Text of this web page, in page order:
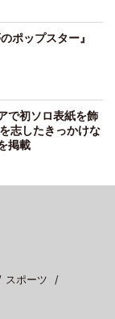
ポップスター』
で初ソロ表紙を飾
志したきっかけな
掲載
スポーツ